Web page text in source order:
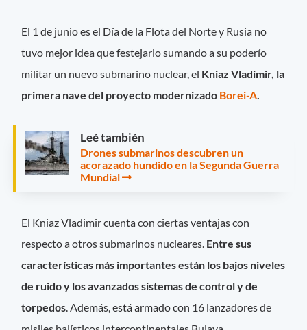
El 1 de junio es el Día de la Flota del Norte y Rusia no
tuvo mejor idea que festejarlo sumando a su poderío
militar un nuevo submarino nuclear, el Kniaz Vladimir, la
primera nave del proyecto modernizado Borei-A
Leé también
Drones submarinos descubren un
acorazado hundido en la Segunda Guerra
Mundial
El Kniaz Vladimir cuenta con ciertas ventajas con
respecto a otros submarinos nucleares. Entre sus
características más importantes están los bajos niveles
de ruido y los avanzados sistemas de control y de
torpedos. Además, está armado con 16 lanzadores de